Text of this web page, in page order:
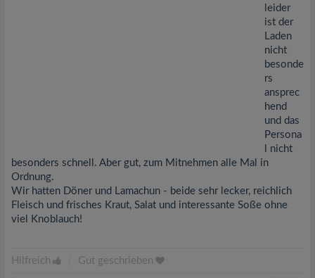
leider
ist der
Laden
nicht
besonde
rs
ansprec
hend
und das
Persona
l nicht
besonders schnell. Aber gut, zum Mitnehmen alle Mal in
Ordnung.
Wir hatten Döner und Lamachun - beide sehr lecker, reichlich
Fleisch und frisches Kraut, Salat und interessante Soße ohne
viel Knoblauch!
Hilfreich Gut geschrieben